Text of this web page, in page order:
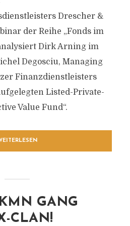
Drescher &
der Reihe „Fonds im
Dirk Arning im
Degosciu, Managing
Finanzdienstleisters
Listed-Private-
Value Fund“.
GANG
CLAN!